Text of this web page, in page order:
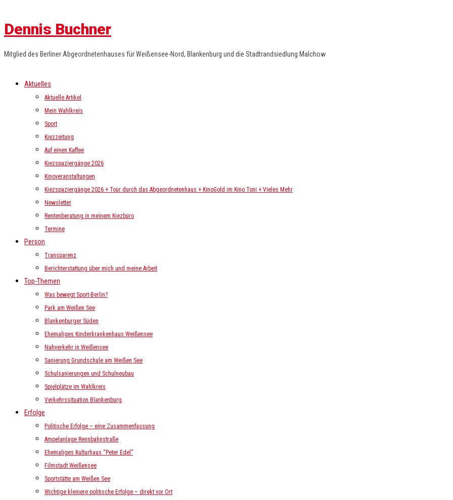
Dennis Buchner
Mitglied des Berliner Abgeordnetenhauses für Weißensee-Nord, Blankenburg und die Stadtrandsiedlung Malchow
Aktuelles
Aktuelle Artikel
Mein Wahlkreis
Sport
Kiezzeitung
Auf einen Kaffee
Kiezspaziergänge 2026
Kinoveranstaltungen
Kiezspaziergänge 2026 + Tour durch das Abgeordnetenhaus + KinoGold im Kino Toni + Vieles Mehr
Newsletter
Rentenberatung in meinem Kiezbüro
Termine
Person
Transparenz
Berichterstattung über mich und meine Arbeit
Top-Themen
Was bewegt Sport-Berlin?
Park am Weißen See
Blankenburger Süden
Ehemaliges Kinderkrankenhaus Weißensee
Nahverkehr in Weißensee
Sanierung Grundschule am Weißen See
Schulsanierungen und Schulneubau
Spielplätze im Wahlkreis
Verkehrssituation Blankenburg
Erfolge
Politische Erfolge – eine Zusammenfassung
Ampelanlage Rennbahnstraße
Ehemaliges Kulturhaus “Peter Edel”
Filmstadt Weißensee
Sportstätte am Weißen See
Wichtige kleinere politische Erfolge – direkt vor Ort